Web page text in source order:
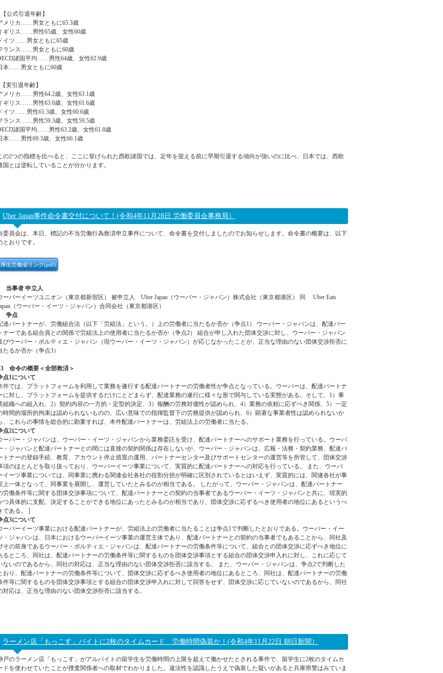
公式引退年齢】
メリカ……男女ともに65.3歳
ギリス……男性65歳、女性60歳
イツ……男女ともに65歳
ランス……男女ともに60歳
諸国平均……男性64歳、女性62.9歳
本……男女ともに60歳
実引退年齢】
メリカ……男性64.2歳、女性63.1歳
ギリス……男性63.0歳、女性61.6歳
イツ……男性61.3歳、女性60.6歳
ランス……男性59.3歳、女性59.5歳
諸国平均……男性63.2歳、女性61.8歳
本……男性69.3歳、女性66.1歳
の2つの指標を比べると、ここに挙げられた西欧諸国では、定年を迎える前に早期引退する傾向が強いのに比べ、日本では、西欧
国とは逆転していることが分かります。
Uber Japan事件命令書交付について！(令和4年11月28日.労働委員会事務局）
委員会は、本日、標記の不当労働行為救済申立事件について、命令書を交付しましたのでお知らせします。命令書の概要は、以下
とおりです。
厚生労働省リンク(pdf)
当事者 申立人
ーバーイーツユニオン（東京都新宿区） 被申立人 Uber Japan（ウーバー・ジャパン）株式会社（東京都港区） 同 Uber Eats
（ウーバー・イーツ・ジャパン）合同会社（東京都港区）
争点
達パートナーが、労働組合法（以下「労組法」という。）上の労働者に当たるか否か（争点1） ウーバー・ジャパンは、配達パー
ナーである組合員との関係で労組法上の使用者に当たるか否か（争点2） 組合が申し入れた団体交渉に対し、ウーバー・ジャパン
びウーバー・ポルティエ・ジャパン（現ウーバー・イーツ・ジャパン）が応じなかったことが、正当な理由のない団体交渉拒否に
たるか否か（争点3）
3 命令の概要＜全部救済＞
点1について
件では、プラットフォームを利用して業務を遂行する配達パートナーの労働者性が争点となっている。ウーバーは、配達パートナ
に対し、プラットフォームを提供するだけにとどまらず、配達業務の遂行に様々な形で関与している実態がある。そして、1）事
組織への組入れ、2）契約内容の一方的・定型的決定、3）報酬の労務対価性が認められ、4）業務の依頼に応ずべき関係、5）一定
時間的場所的拘束は認められないものの、広い意味での指揮監督下の労務提供が認められ、6）顕著な事業者性は認められないか
、これらの事情を総合的に勘案すれば、本件配達パートナーは、労組法上の労働者に当たる。
点2について
ーバー・ジャパンは、ウーバー・イーツ・ジャパンから業務委託を受け、配達パートナーへのサポート業務を行っている。ウーバ
・ジャパンと配達パートナーとの間には直接の契約関係は存在しないが、ウーバー・ジャパンは、広報・法務・契約業務、配達パ
トナーの登録手続、教育、アカウント停止措置の運用、パートナーセンター及びサポートセンターの運営等を所管して、団体交渉
項のほとんどを取り扱っており、ウーバーイーツ事業について、実質的に配達パートナーへの対応を行っている。 また、ウーバ
イーツ事業については、同事業に携わる関連会社各社の役割分担が明確に区別されているとはいえず、実質的には、関連各社が事
上一体となって、同事業を展開し、運営していたとみるのが相当である。 したがって、ウーバー・ジャパンは、配達パートナー
労働条件等に関する団体交渉事項について、配達パートナーとの契約の当事者であるウーバー・イーツ・ジャパンと共に、現実的
つ具体的に支配、決定することができる地位にあったとみるのが相当であり、団体交渉に応ずるべき使用者の地位にあるというべ
である。 ]
点3について
ーバーイーツ事業における配達パートナーが、労組法上の労働者に当たることは争点1で判断したとおりである。ウーバー・イー
・ジャパンは、日本におけるウーバーイーツ事業の運営主体であり、配達パートナーとの契約の当事者でもあることから、同社及
その前身であるウーバー・ポルティエ・ジャパンは、配達パートナーの労働条件等について、組合との団体交渉に応ずべき地位に
るところ、同社は、配達パートナーの労働条件等に関するものを団体交渉事項とする組合の団体交渉申入れに対し、これに応じて
ないのであるから、同社の対応は、正当な理由のない団体交渉拒否に該当する。 また、ウーバー・ジャパンは、争点2で判断した
おり、配達パートナーの労働条件等について、団体交渉に応ずるべき使用者の地位にあるところ、同社は、配達パートナーの労働
件等に関するものを団体交渉事項とする組合の団体交渉申入れに対して回答をせず、団体交渉に応じていないのであるから、同社
対応は、正当な理由のない団体交渉拒否に該当する。
ラーメン店「もっこす」バイトに2枚のタイムカード 労働時間偽装か！(令和4年11月22日.朝日新聞）
戸のラーメン店「もっこす」がアルバイトの留学生を労働時間の上限を超えて働かせたとされる事件で、留学生に2枚のタイムカ
ドを使わせていたことが捜査関係者への取材でわかりました。違法性を認識したうえで偽装した疑いがあると兵庫県警はみていま